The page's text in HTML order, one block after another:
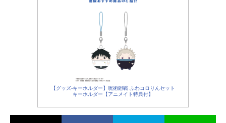
【グッズ-キーホルダー】呪術廻戦 ふわコロりんセット
キーホルダー【アニメイト特典付】